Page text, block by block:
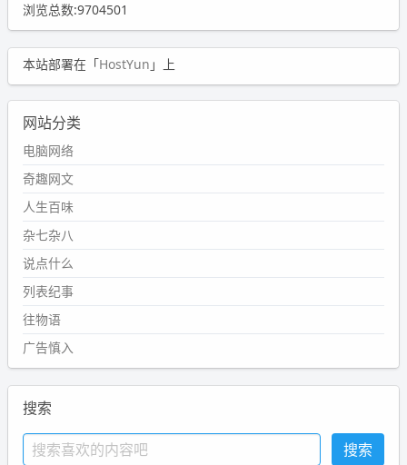
浏览总数:9704501
本站部署在「HostYun 」上
网站分类
电脑网络
奇趣网文
人生百味
杂七杂八
说点什么
列表纪事
往物语
广告慎入
搜索